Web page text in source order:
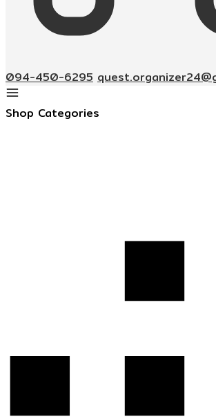
094-450-6295
Shop Categories